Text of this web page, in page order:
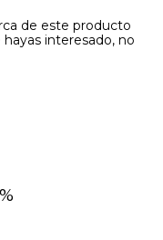
de este producto
interesado, no